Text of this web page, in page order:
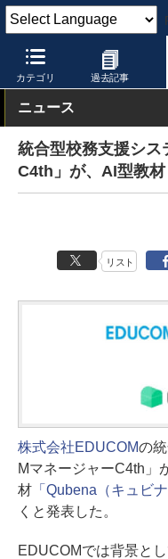
カテゴリ 過去記事
こどもとIT トピック
ニュース
統合型校務支援シス
C4th」が、AI型教
リスト
株式会社EDUCOMの
MマネージャーC4th」
材 「Qubena（キュビナ
くと発表した。
EDUCOMでは背景と